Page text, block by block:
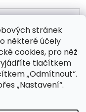
stránek
některé účely
cookies, pro něž
tlačítkem
„Odmítnout“.
„Nastavení“.
podmínkami .